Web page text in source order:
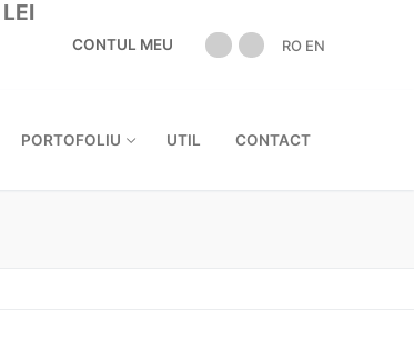
LEI
CONTUL MEU RO EN
PORTOFOLIU UTIL CONTACT